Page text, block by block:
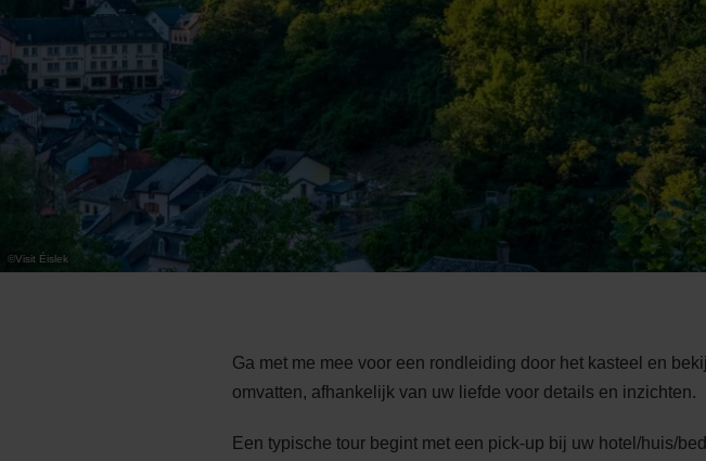
©Visit Éislek
Ga met me mee voor een rondleiding door het kasteel en
omvatten, afhankelijk van uw liefde voor details en inzichten.
Een typische tour begint met een pick-up bij uw hotel/huis/